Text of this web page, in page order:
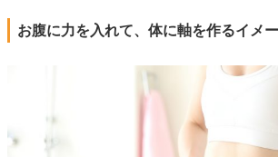
お腹に力を入れて、体に軸を作るイメ